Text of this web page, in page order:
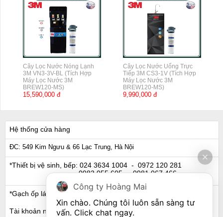
Cây Lọc Nước Nóng Lạnh
3M VN3-3V-BL (Tích Hợp
Máy Lọc Nước 3M
BREW120-MS)
15,590,000 đ
Cây Lọc Nước Uống Trực
Tiếp 3M CS3-1V (Tích Hợp
Máy Lọc Nước 3M
BREW120-MS)
9,990,000 đ
Hệ thống cửa hàng
ĐC: 549 Kim Ngưu & 66 Lạc Trung, Hà Nội
*Thiết bị vệ sinh, bếp: 024 3634 1004 - 0972 120 281
0983 055 605- 0981 067 466
*Gạch ốp lát, Ngói: 024 3632 0280 - 0911 441 066
Tài khoản ngân hàng
Công ty Hoàng Mai
Xin chào. Chúng tôi luôn sẵn sàng tư
vấn. Click chat ngay.